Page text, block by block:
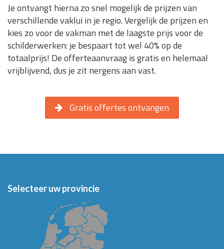
Je ontvangt hierna zo snel mogelijk de prijzen van
verschillende vaklui in je regio. Vergelijk de prijzen en
kies zo voor de vakman met de laagste prijs voor de
schilderwerken: je bespaart tot wel 40% op de
totaalprijs! De offerteaanvraag is gratis en helemaal
vrijblijvend, dus je zit nergens aan vast.
Gratis offertes ontvangen
Selecteer uw provincie